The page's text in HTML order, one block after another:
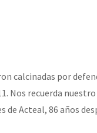
calcinadas por
Nos recuerda
Acteal, 86 años